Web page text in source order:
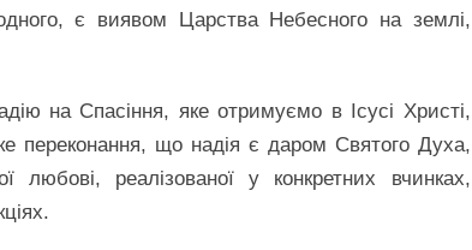
є виявом Царства Небесного на землі,
на Спасіння, яке отримуємо в Ісусі Христі,
переконання, що надія є даром Святого Духа,
любові, реалізованої у конкретних вчинках,